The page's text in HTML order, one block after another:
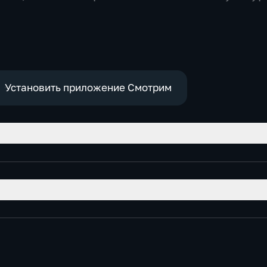
Установить приложение Смотрим